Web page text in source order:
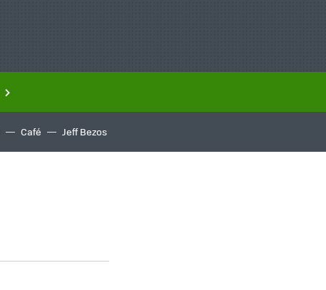
Café Jeff Bezos